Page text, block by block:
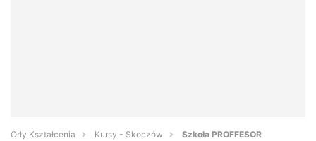
Orły Kształcenia Kursy - Skoczów Szkoła PROFFESOR